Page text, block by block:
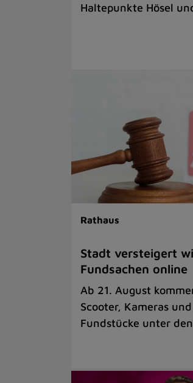
Haltepunkte Hösel
Rathaus
Stadt versteigert
Fundsachen online
Ab 21. August
Scooter, Kameras
Fundstücke unter